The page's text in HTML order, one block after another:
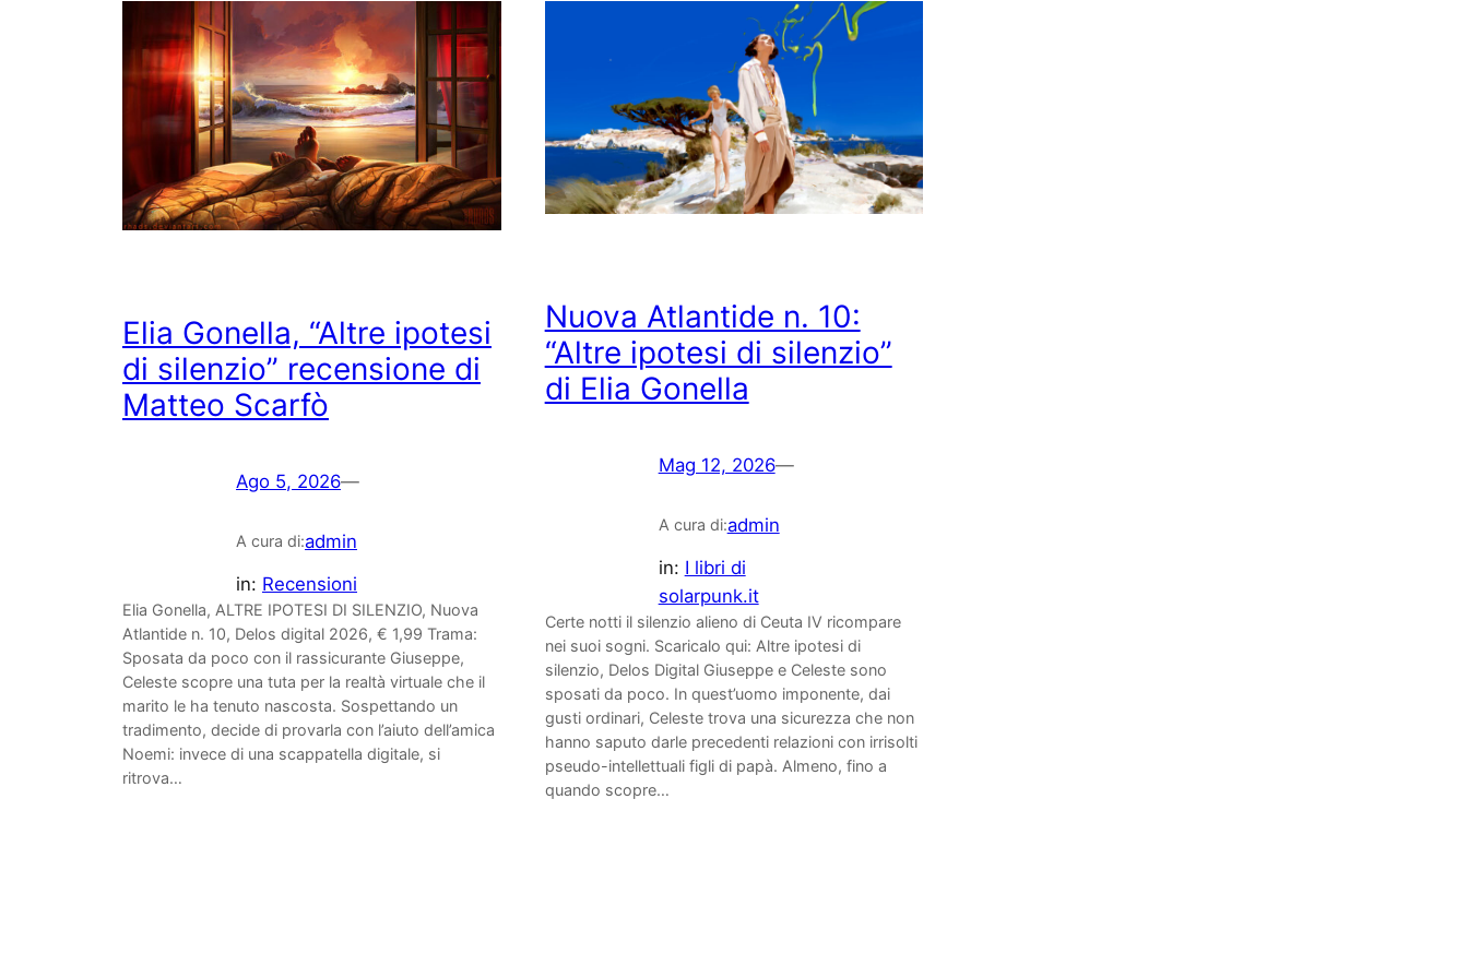
Elia Gonella, “Altre ipotesi
di silenzio” recensione di
Matteo Scarfò
Ago 5, 2026—
A cura di:admin
in: Recensioni
Elia Gonella, ALTRE IPOTESI DI SILENZIO, Nuova
Atlantide n. 10, Delos digital 2026, € 1,99 Trama:
Sposata da poco con il rassicurante Giuseppe,
Celeste scopre una tuta per la realtà virtuale che il
marito le ha tenuto nascosta. Sospettando un
tradimento, decide di provarla con l’aiuto dell’amica
Noemi: invece di una scappatella digitale, si
ritrova…
Nuova Atlantide n. 10:
“Altre ipotesi di silenzio”
di Elia Gonella
Mag 12, 2026—
A cura di:admin
in: I libri di
solarpunk.it
Certe notti il silenzio alieno di Ceuta IV ricompare
nei suoi sogni. Scaricalo qui: Altre ipotesi di
silenzio, Delos Digital Giuseppe e Celeste sono
sposati da poco. In quest’uomo imponente, dai
gusti ordinari, Celeste trova una sicurezza che non
hanno saputo darle precedenti relazioni con irrisolti
pseudo-intellettuali figli di papà. Almeno, fino a
quando scopre…